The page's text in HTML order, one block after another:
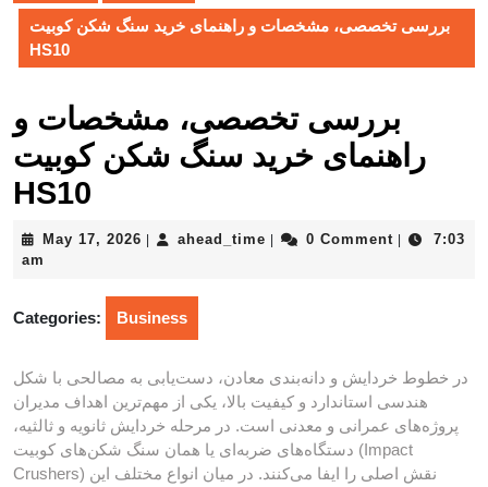
بررسی تخصصی، مشخصات و راهنمای خرید سنگ شکن کوبیت
HS10
بررسی تخصصی، مشخصات و
راهنمای خرید سنگ شکن کوبیت
HS10
May 17, 2026 May
ahead_time ahead_time
0 Comment
7:03
am
Categories: Business
در خطوط خردایش و دانه‌بندی معادن، دست‌یابی به مصالحی با شکل
هندسی استاندارد و کیفیت بالا، یکی از مهم‌ترین اهداف مدیران
پروژه‌های عمرانی و معدنی است. در مرحله خردایش ثانویه و ثالثیه،
دستگاه‌های ضربه‌ای یا همان سنگ شکن‌های کوبیت (Impact
Crushers) نقش اصلی را ایفا می‌کنند. در میان انواع مختلف این